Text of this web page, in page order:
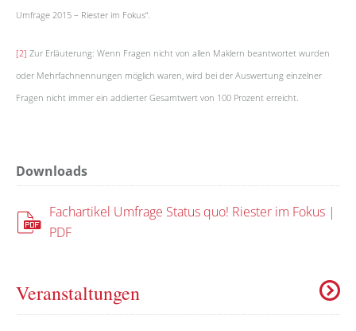
Umfrage 2015 – Riester im Fokus“.
[2] Zur Erläuterung: Wenn Fragen nicht von allen Maklern beantwortet wurden
oder Mehrfachnennungen möglich waren, wird bei der Auswertung einzelner
Fragen nicht immer ein addierter Gesamtwert von 100 Prozent erreicht.
Downloads
Fachartikel Umfrage Status quo! Riester im Fokus |
PDF
Veranstaltungen